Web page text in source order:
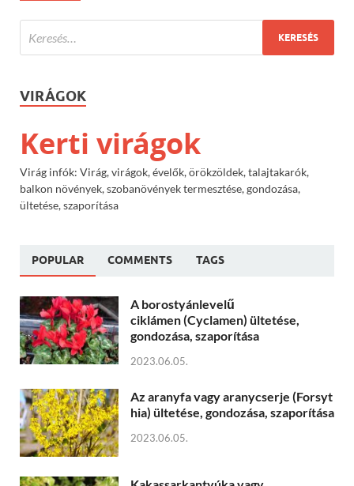
VIRÁGOK
Kerti virágok
Virág infók: Virág, virágok, évelők, örökzöldek, talajtakarók,
balkon növények, szobanövények termesztése, gondozása,
ültetése, szaporítása
POPULAR COMMENTS TAGS
A borostyánlevelű
ciklámen (Cyclamen) ültetése,
gondozása, szaporítása
2023.06.05.
Az aranyfa vagy aranycserje (Forsyt
hia) ültetése, gondozása, szaporítása
2023.06.05.